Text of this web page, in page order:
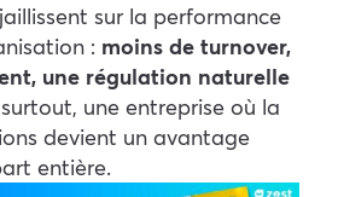
sur la performance
: moins de turnover,
une régulation naturelle
une entreprise où la
devient un avantage
entière.